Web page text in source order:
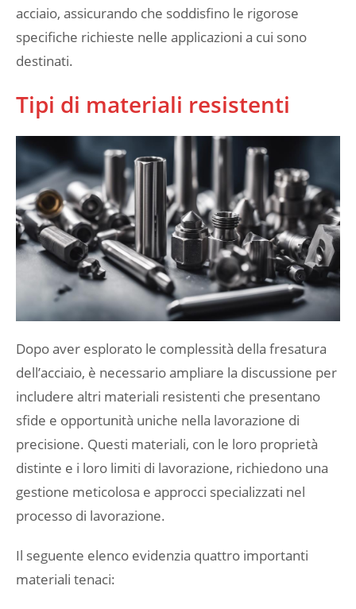
acciaio, assicurando che soddisfino le rigorose
specifiche richieste nelle applicazioni a cui sono
destinati.
Tipi di materiali resistenti
Dopo aver esplorato le complessità della fresatura
dell’acciaio, è necessario ampliare la discussione per
includere altri materiali resistenti che presentano
sfide e opportunità uniche nella lavorazione di
precisione. Questi materiali, con le loro proprietà
distinte e i loro limiti di lavorazione, richiedono una
gestione meticolosa e approcci specializzati nel
processo di lavorazione.
Il seguente elenco evidenzia quattro importanti
materiali tenaci: